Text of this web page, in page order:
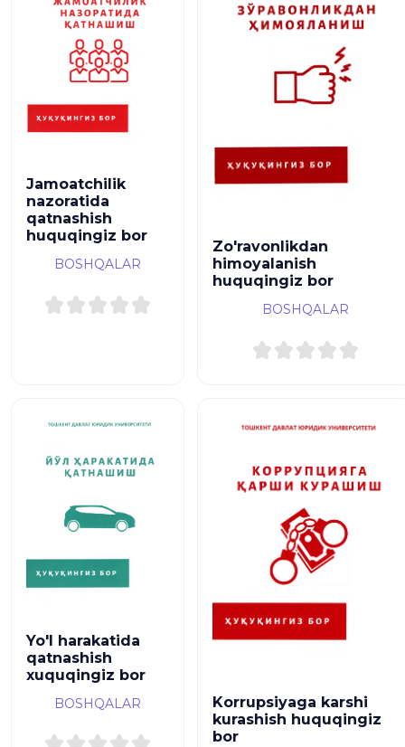
Jamoatchilik
nazoratida
qatnashish
huquqingiz bor
BOSHQALAR
Zo'ravonlikdan
himoyalanish
huquqingiz bor
BOSHQALAR
Yo'l harakatida
qatnashish
xuquqingiz bor
BOSHQALAR
Korrupsiyaga karshi
kurashish huquqingiz
bor